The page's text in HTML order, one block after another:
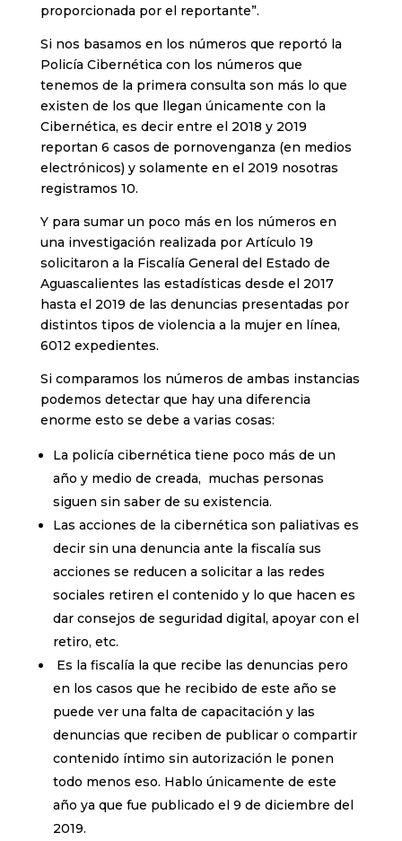
proporcionada por el reportante”.
Si nos basamos en los números que reportó la
Policía Cibernética con los números que
tenemos de la primera consulta son más lo que
existen de los que llegan únicamente con la
Cibernética, es decir entre el 2018 y 2019
reportan 6 casos de pornovenganza (en medios
electrónicos) y solamente en el 2019 nosotras
registramos 10.
Y para sumar un poco más en los números en
una investigación realizada por Artículo 19
solicitaron a la Fiscalía General del Estado de
Aguascalientes las estadísticas desde el 2017
hasta el 2019 de las denuncias presentadas por
distintos tipos de violencia a la mujer en línea,
6012 expedientes.
Si comparamos los números de ambas instancias
podemos detectar que hay una diferencia
enorme esto se debe a varias cosas:
La policía cibernética tiene poco más de un
año y medio de creada, muchas personas
siguen sin saber de su existencia.
Las acciones de la cibernética son paliativas es
decir sin una denuncia ante la fiscalía sus
acciones se reducen a solicitar a las redes
sociales retiren el contenido y lo que hacen es
dar consejos de seguridad digital, apoyar con el
retiro, etc.
Es la fiscalía la que recibe las denuncias pero
en los casos que he recibido de este año se
puede ver una falta de capacitación y las
denuncias que reciben de publicar o compartir
contenido íntimo sin autorización le ponen
todo menos eso. Hablo únicamente de este
año ya que fue publicado el 9 de diciembre del
2019.